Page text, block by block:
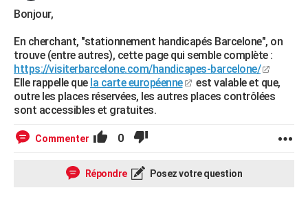
Bonjour,
En cherchant, "stationnement handicapés Barcelone", on
trouve (entre autres), cette page qui semble complète :
https://visiterbarcelone.com/handicapes-barcelone/
Elle rappelle que la carte européenne
est valable et que,
outre les places réservées, les autres places contrôlées
sont accessibles et gratuites.
Commenter 0
Répondre Posez votre question